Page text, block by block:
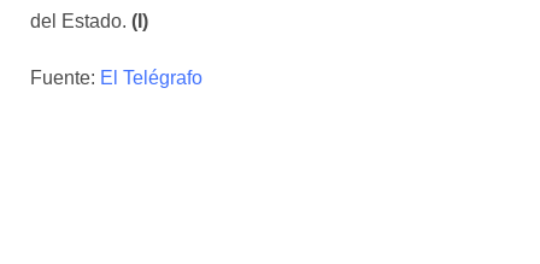
del Estado. (I)
Fuente: El Telégrafo